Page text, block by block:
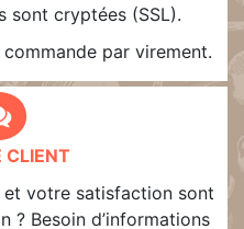
sont cryptées (SSL).
par virement.
CLIENT
votre satisfaction sont
? Besoin d’informations